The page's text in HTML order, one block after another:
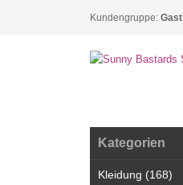
Kundengruppe: Gast
Kategorien
Kleidung (168)